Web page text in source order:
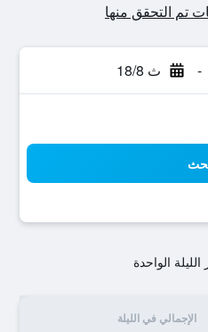
- ث 18/8
الواحدة
الإجمالي في الليلة